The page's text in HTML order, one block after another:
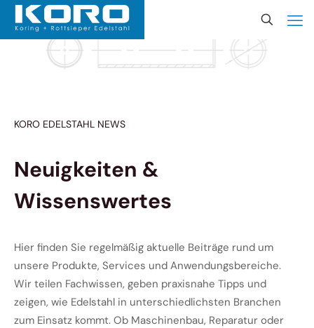
KORO EDELSTAHL NEWS
Neuigkeiten &
Wissenswertes
Hier finden Sie regelmäßig aktuelle Beiträge rund um
unsere Produkte, Services und Anwendungsbereiche.
Wir teilen Fachwissen, geben praxisnahe Tipps und
zeigen, wie Edelstahl in unterschiedlichsten Branchen
zum Einsatz kommt. Ob Maschinenbau, Reparatur oder